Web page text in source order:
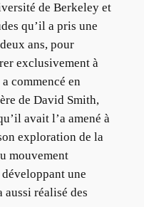
de Berkeley et
qu’il a pris une
ans, pour
exclusivement à
commencé en
de David Smith,
avait l’a amené à
exploration de la
mouvement
une
réalisé des